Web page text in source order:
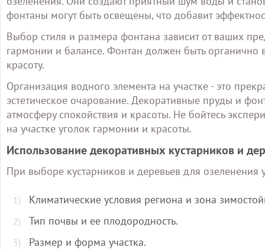
фонтаны могут быть освещены, что добавит
Выбор стиля и размера фонтана зависит от ваших
гармонии и балансе. Фонтан должен быть
красоту.
Организация водного элемента на участке - это
эстетическое очарование. Декоративные пруды и
атмосферу спокойствия и красоты. Не бойтесь
на участке уголок гармонии и красоты.
Использование декоративных кустарников и
При выборе кустарников и деревьев для озеленения
Климатические условия региона и зона
Тип почвы и ее плодородность.
Размер и форма участка.